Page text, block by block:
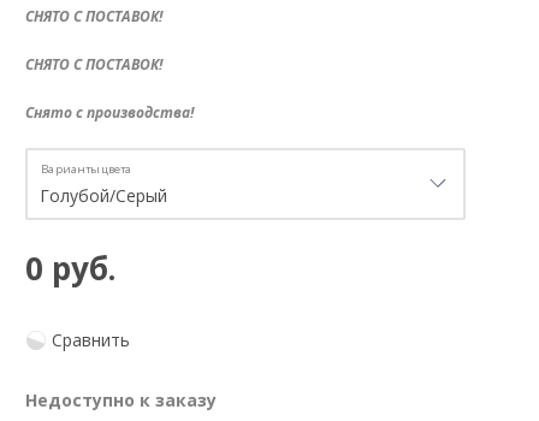
СНЯТО С ПОСТАВОК!
СНЯТО С ПОСТАВОК!
Снято с производства!
Варианты цвета
0 руб.
Сравнить
Недоступно к заказу